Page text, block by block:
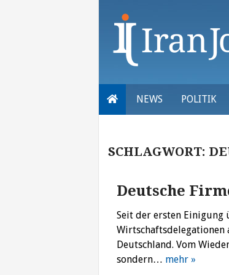
NEWS POLITIK
SCHLAGWORT:
Deutsche
Seit der ersten Einigung
Wirtschaftsdelegationen
Deutschland. Vom
sondern… mehr »